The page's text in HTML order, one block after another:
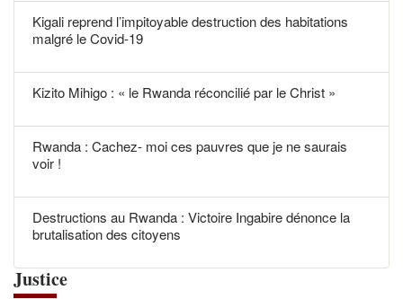
Kigali reprend l’impitoyable destruction des habitations
malgré le Covid-19
Kizito Mihigo : « le Rwanda réconcilié par le Christ »
Rwanda : Cachez- moi ces pauvres que je ne saurais
voir !
Destructions au Rwanda : Victoire Ingabire dénonce la
brutalisation des citoyens
Justice